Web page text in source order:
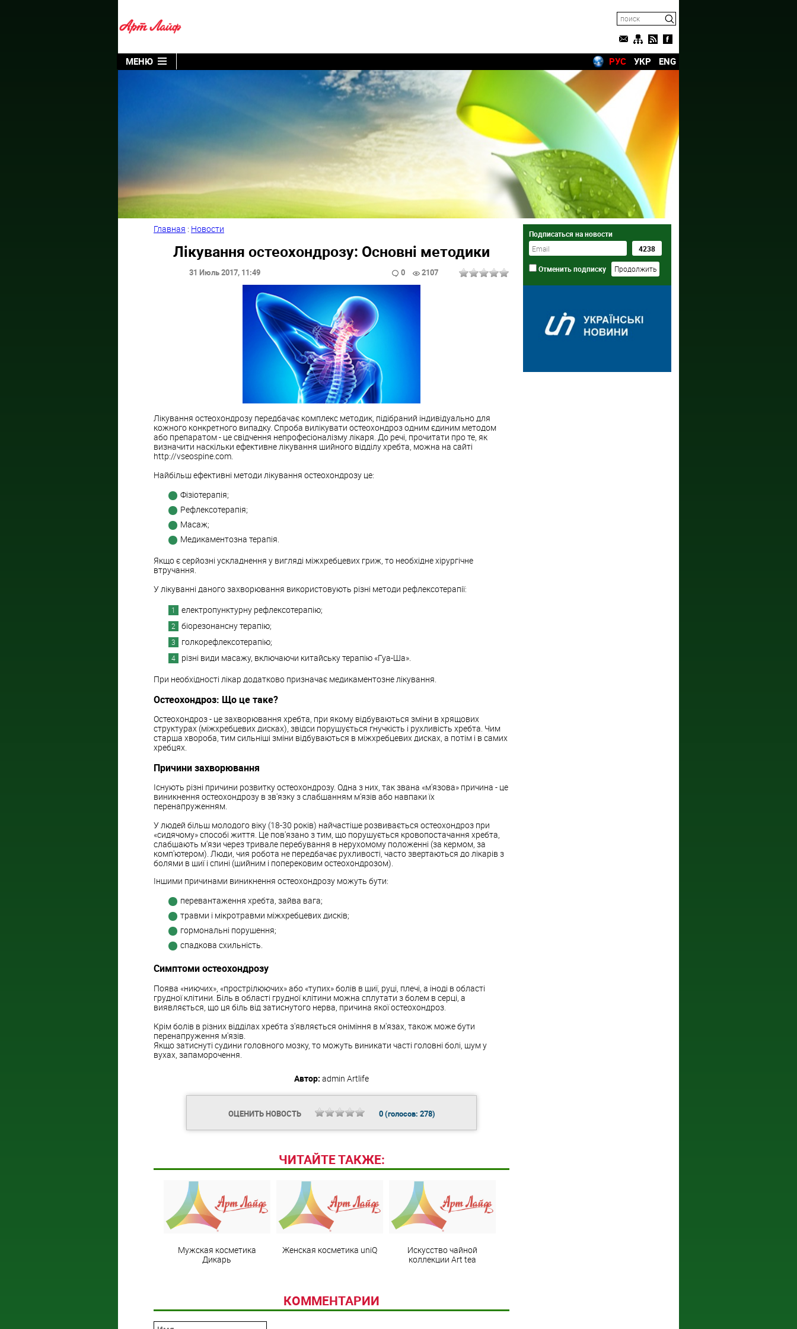
МЕНЮ РУС УКР ENG
Главная : Новости
Лікування остеохондрозу: Основні методики
31 Июль 2017, 11:49 0 2107
Лікування остеохондрозу передбачає комплекс методик, підібраний індивідуально для
кожного конкретного випадку. Спроба вилікувати остеохондроз одним єдиним методом
або препаратом - це свідчення непрофесіоналізму лікаря. До речі, прочитати про те, як
визначити наскільки ефективне лікування шийного відділу хребта, можна на сайті
http://vseospine.com.
Найбільш ефективні методи лікування остеохондрозу це:
Фізіотерапія;
Рефлексотерапія;
Масаж;
Медикаментозна терапія.
Якщо є серйозні ускладнення у вигляді міжхребцевих гриж, то необхідне хірургічне
втручання.
У лікуванні даного захворювання використовують різні методи рефлексотерапії:
електропунктурну рефлексотерапію;
біорезонансну терапію;
голкорефлексотерапію;
різні види масажу, включаючи китайську терапію «Гуа-Ша».
При необхідності лікар додатково призначає медикаментозне лікування.
Остеохондроз: Що це таке?
Остеохондроз - це захворювання хребта, при якому відбуваються зміни в хрящових
структурах (міжхребцевих дисках), звідси порушується гнучкість і рухливість хребта. Чим
старша хвороба, тим сильніші зміни відбуваються в міжхребцевих дисках, а потім і в самих
хребцях.
Причини захворювання
Існують різні причини розвитку остеохондрозу. Одна з них, так звана «м'язова» причина - це
виникнення остеохондрозу в зв'язку з слабшанням м'язів або навпаки їх
перенапруженням.
У людей більш молодого віку (18-30 років) найчастіше розвивається остеохондроз при
«сидячому» способі життя. Це пов'язано з тим, що порушується кровопостачання хребта,
слабшають м'язи через тривале перебування в нерухомому положенні (за кермом, за
комп'ютером). Люди, чия робота не передбачає рухливості, часто звертаються до лікарів з
болями в шиї і спині (шийним і поперековим остеохондрозом).
Іншими причинами виникнення остеохондрозу можуть бути:
перевантаження хребта, зайва вага;
травми і мікротравми міжхребцевих дисків;
гормональні порушення;
спадкова схильність.
Симптоми остеохондрозу
Поява «ниючих», «прострілюючих» або «тупих» болів в шиї, руці, плечі, а іноді в області
грудної клітини. Біль в області грудної клітини можна сплутати з болем в серці, а
виявляється, що ця біль від затиснутого нерва, причина якої остеохондроз.
Крім болів в різних відділах хребта з'являється оніміння в м'язах, також може бути
перенапруження м'язів.
Якщо затиснуті судини головного мозку, то можуть виникати часті головні болі, шум у
вухах, запаморочення.
Автор: admin Artlife
ОЦЕНИТЬ НОВОСТЬ 0(голосов: 278)
ЧИТАЙТЕ ТАКЖЕ:
Мужская косметика
Дикарь
Женская косметика uniQ
Искусство чайной
коллекции Art teа
КОММЕНТАРИИ
Подписаться на новости
Отменить подписку